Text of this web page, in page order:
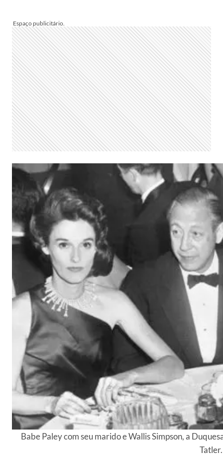
Babe Paley com seu marido e Wallis Simpson, a
Tatler.